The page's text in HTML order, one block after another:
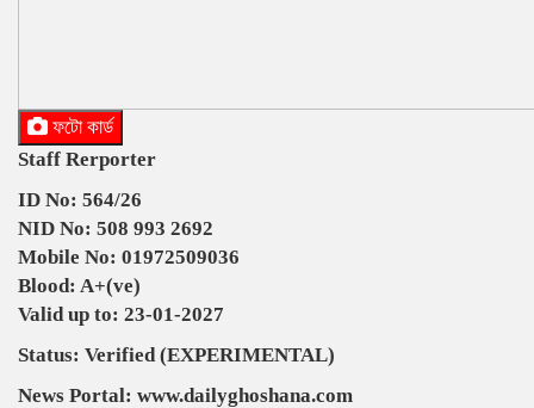
ফটো কার্ড
Staff Rerporter
ID No: 564/26
NID No: 508 993 2692
Mobile No: 01972509036
Blood: A+(ve)
Valid up to: 23-01-2027
Status: Verified (EXPERIMENTAL)
News Portal: www.dailyghoshana.com